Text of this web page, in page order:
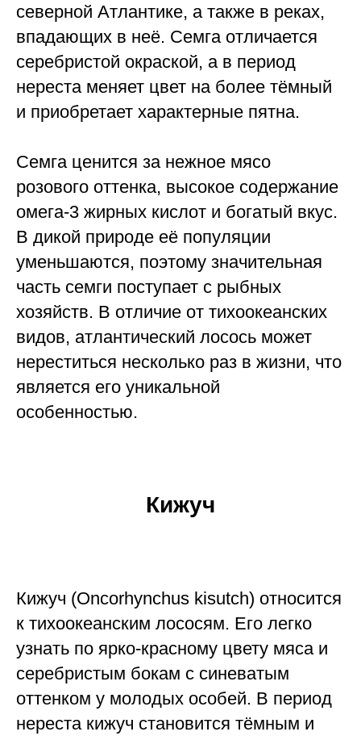
северной Атлантике, а также в реках,
впадающих в неё. Семга отличается
серебристой окраской, а в период
нереста меняет цвет на более тёмный
и приобретает характерные пятна.
Семга ценится за нежное мясо
розового оттенка, высокое содержание
омега-3 жирных кислот и богатый вкус.
В дикой природе её популяции
уменьшаются, поэтому значительная
часть семги поступает с рыбных
хозяйств. В отличие от тихоокеанских
видов, атлантический лосось может
нереститься несколько раз в жизни, что
является его уникальной
особенностью.
Кижуч
Кижуч (Oncorhynchus kisutch) относится
к тихоокеанским лососям. Его легко
узнать по ярко-красному цвету мяса и
серебристым бокам с синеватым
оттенком у молодых особей. В период
нереста кижуч становится тёмным и